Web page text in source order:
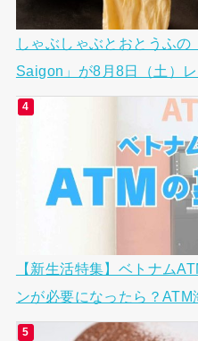
しゃぶしゃぶとおとうふの
Saigon」が8月8日（土）
【新生活特集】ベトナム
ンが必要になったら？